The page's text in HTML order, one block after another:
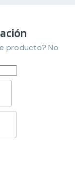
producto? No